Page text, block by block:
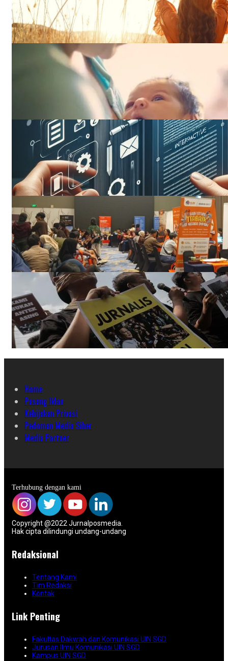
Home
Pasang Iklan
Kebijakan Privasi
Pedoman Media Siber
Media Partner
Terhubung dengan kami
Copyright @2022 Jurnalposmedia.
Hak cipta dilindungi undang-undang
Redaksional
Tentang Kami
Tim Redaksi
Kontak
Link Penting
Fakultas Dakwah dan Komunikasi UIN SGD
Jurusan Ilmu Komunikasi UIN SGD
Kampus UIN SGD